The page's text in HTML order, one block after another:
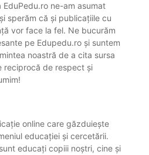
ne-am asumat
sperăm că și publicațiile cu
vor face la fel. Ne bucurăm
pe Edupedu.ro și suntem
noastră de a cita sursa
reciprocă de respect și
online care găzduiește
educației și cercetării.
educați copiii noștri, cine și